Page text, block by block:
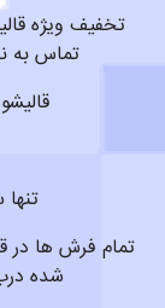
تخفیف ویژه
تماس به
تمام فرش ها در
شده